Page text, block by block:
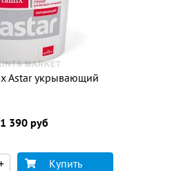
Astar укрывающий
390 руб
Купить